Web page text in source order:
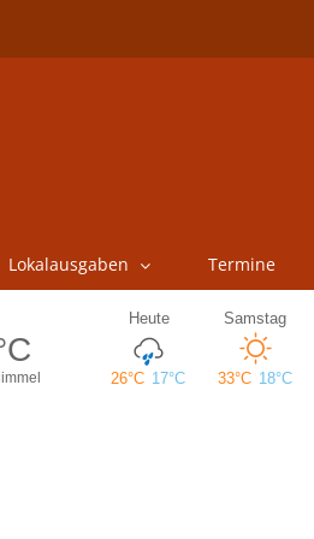
Lokalausgaben Termine